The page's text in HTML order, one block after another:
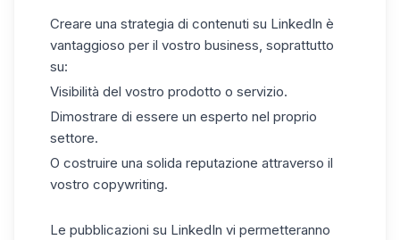
Creare una strategia di contenuti su LinkedIn è
vantaggioso per il vostro business, soprattutto
su:
Visibilità del vostro prodotto o servizio.
Dimostrare di essere un esperto nel proprio
settore.
O costruire una solida reputazione attraverso il
vostro copywriting.
Le pubblicazioni su LinkedIn vi permetteranno